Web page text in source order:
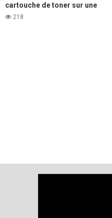
cartouche de toner sur une
imprimante laser DELL b5460
218